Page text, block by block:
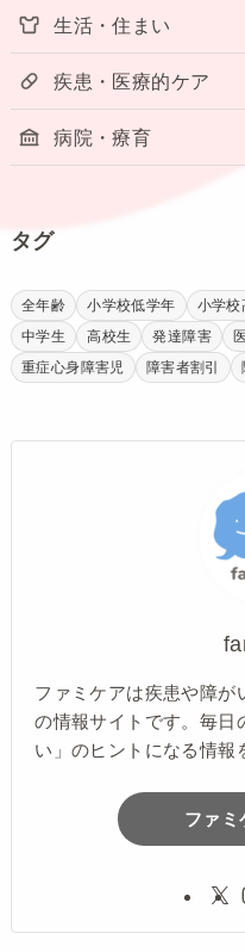
生活・住まい
疾患・医療的ケア
病院・療育
タグ
全年齢 小学校低学年 小学校
中学生
高校生 発達障害
重症心身障害児
障害者割引
ファミケアは疾患や障が
の情報サイトです。毎日
い」のヒントになる情報
ファミ